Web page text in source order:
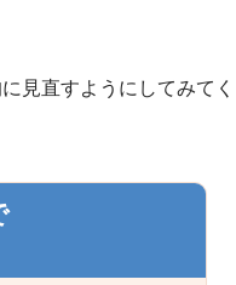
見直すようにしてみてく